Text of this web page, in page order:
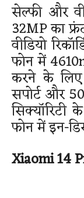
सेल्फी और
32MP का
वीडियो
फोन में
करने के लिए
सपोर्ट और
फोन में इन-
Xiaomi 14